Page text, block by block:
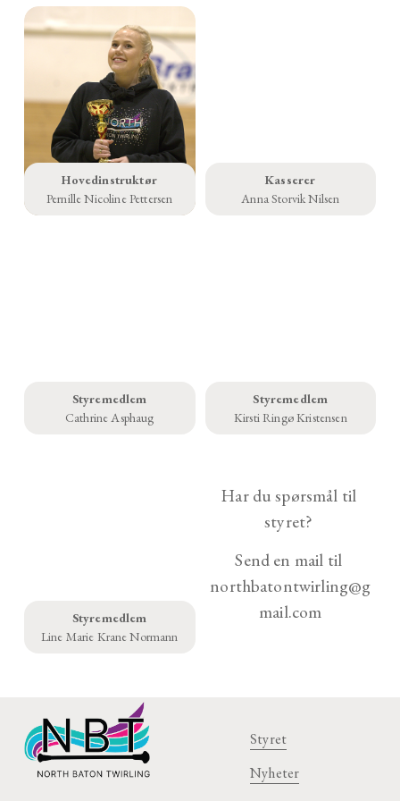
Hovedinstruktør
Pernille Nicoline Pettersen
Kasserer
Anna Storvik Nilsen
Styremedlem
Cathrine Asphaug
Styremedlem
Kirsti Ringø Kristensen
Styremedlem
Line Marie Krane Normann
Har du spørsmål til
styret?
northbatontwirling@g
mail.com
Styret
Nyheter